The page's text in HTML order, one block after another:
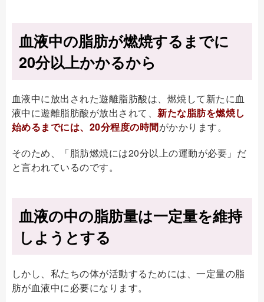
血液中の脂肪が燃焼するまでに
20分以上かかるから
血液中に放出された遊離脂肪酸は、燃焼して新たに血
液中に遊離脂肪酸が放出されて、新たな脂肪を燃焼し
始めるまでには、20分程度の時間がかかります。
そのため、「脂肪燃焼には20分以上の運動が必要」だ
と言われているのです。
血液の中の脂肪量は一定量を維持
しようとする
しかし、私たちの体が活動するためには、一定量の脂
肪が血液中に必要になります。